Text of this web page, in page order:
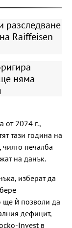
разследване
Raiffeisen
няма
от 2024 г.,
тази година на
чиято печалба
на данък.
изберат да
ще ѝ позволи да
дефицит,
Invest в